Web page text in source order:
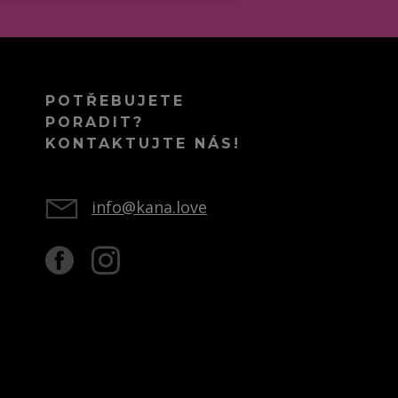
POTŘEBUJETE
PORADIT?
KONTAKTUJTE NÁS!
info@kana.love